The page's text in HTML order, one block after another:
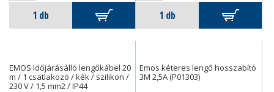
EMOS Időjárásálló lengőkábel 20
m / 1 csatlakozó / kék / szilikon /
230 V / 1,5 mm2 / IP44
Emos kéteres lengő hosszabító
3M 2,5A (P01303)